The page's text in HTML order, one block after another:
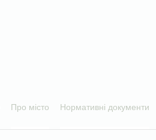
Про місто Нормативні документи